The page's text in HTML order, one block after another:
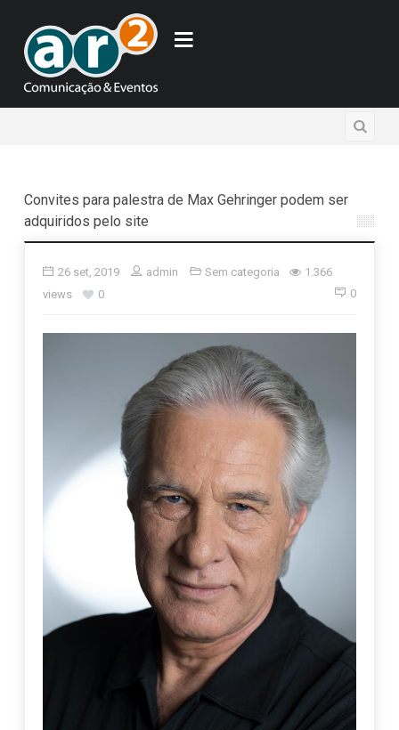
Convites para palestra de Max Gehringer podem ser
adquiridos pelo site
26 set, 2019 admin Sem categoria
1.366
views
0 0